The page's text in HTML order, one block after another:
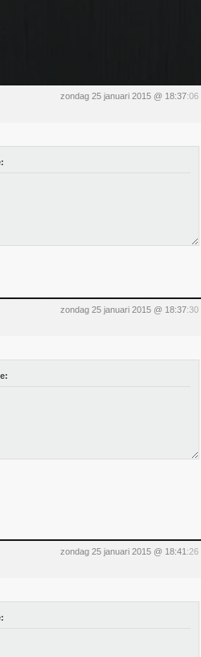
zondag 25 januari 2015 @ 18:37:06
zondag 25 januari 2015 @ 18:37:30
zondag 25 januari 2015 @ 18:41 :26